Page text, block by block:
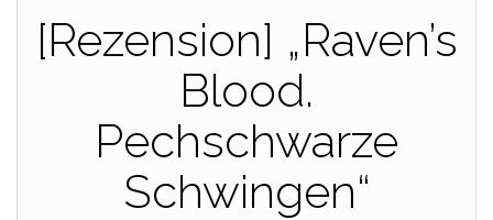
[Rezension] „Raven’s
Blood.
Pechschwarze
Schwingen“